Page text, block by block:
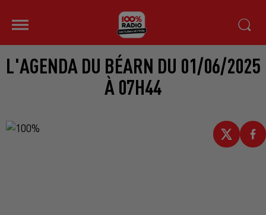
L'AGENDA DU BÉARN DU 01/06/2025
À 07H44